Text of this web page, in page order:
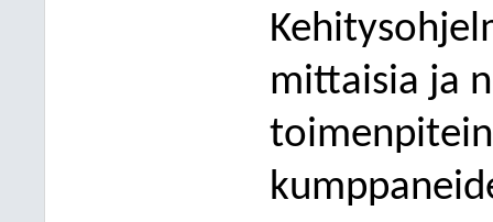
mittaisia ja